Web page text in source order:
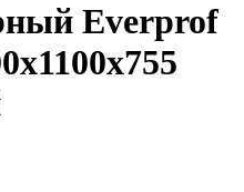
Everprof